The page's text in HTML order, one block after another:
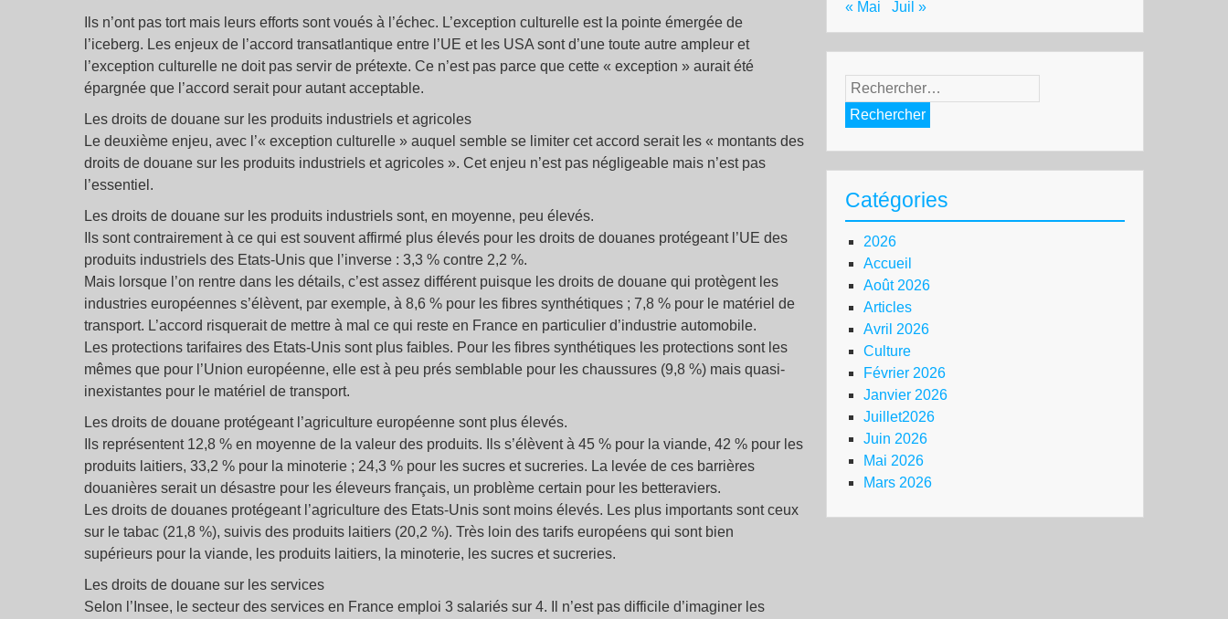
Ils n’ont pas tort mais leurs efforts sont voués à l’échec. L’exception culturelle est la pointe émergée de
l’iceberg. Les enjeux de l’accord transatlantique entre l’UE et les USA sont d’une toute autre ampleur et
l’exception culturelle ne doit pas servir de prétexte. Ce n’est pas parce que cette « exception » aurait été
épargnée que l’accord serait pour autant acceptable.
Les droits de douane sur les produits industriels et agricoles
Le deuxième enjeu, avec l’« exception culturelle » auquel semble se limiter cet accord serait les « montants des
droits de douane sur les produits industriels et agricoles ». Cet enjeu n’est pas négligeable mais n’est pas
l’essentiel.
Les droits de douane sur les produits industriels sont, en moyenne, peu élevés.
Ils sont contrairement à ce qui est souvent affirmé plus élevés pour les droits de douanes protégeant l’UE des
produits industriels des Etats-Unis que l’inverse : 3,3 % contre 2,2 %.
Mais lorsque l’on rentre dans les détails, c’est assez différent puisque les droits de douane qui protègent les
industries européennes s’élèvent, par exemple, à 8,6 % pour les fibres synthétiques ; 7,8 % pour le matériel de
transport. L’accord risquerait de mettre à mal ce qui reste en France en particulier d’industrie automobile.
Les protections tarifaires des Etats-Unis sont plus faibles. Pour les fibres synthétiques les protections sont les
mêmes que pour l’Union européenne, elle est à peu prés semblable pour les chaussures (9,8 %) mais quasi-
inexistantes pour le matériel de transport.
Les droits de douane protégeant l’agriculture européenne sont plus élevés.
Ils représentent 12,8 % en moyenne de la valeur des produits. Ils s’élèvent à 45 % pour la viande, 42 % pour les
produits laitiers, 33,2 % pour la minoterie ; 24,3 % pour les sucres et sucreries. La levée de ces barrières
douanières serait un désastre pour les éleveurs français, un problème certain pour les betteraviers.
Les droits de douanes protégeant l’agriculture des Etats-Unis sont moins élevés. Les plus importants sont ceux
sur le tabac (21,8 %), suivis des produits laitiers (20,2 %). Très loin des tarifs européens qui sont bien
supérieurs pour la viande, les produits laitiers, la minoterie, les sucres et sucreries.
Les droits de douane sur les services
Selon l’Insee, le secteur des services en France emploi 3 salariés sur 4. Il n’est pas difficile d’imaginer les
« Mai Juil »
Rechercher :
Catégories
2026
Accueil
Août 2026
Articles
Avril 2026
Culture
Février 2026
Janvier 2026
Juillet2026
Juin 2026
Mai 2026
Mars 2026